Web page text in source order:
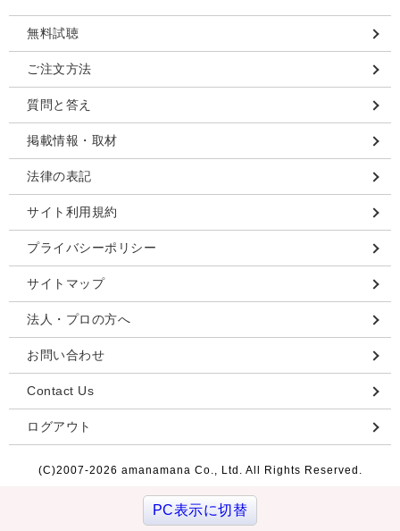
無料試聴
ご注文方法
質問と答え
掲載情報・取材
法律の表記
サイト利用規約
プライバシーポリシー
サイトマップ
法人・プロの方へ
お問い合わせ
Contact Us
ログアウト
(C)2007-2026 amanamana Co., Ltd. All Rights Reserved.
PC表示に切替